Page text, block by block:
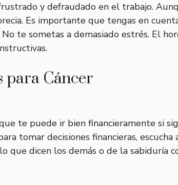
y defraudado en el trabajo.
Es importante que tengas en
te sometas a demasiado estrés. El
para Cáncer
te puede ir bien financieramente si
tomar decisiones financieras,
que dicen los demás o de la sabiduría